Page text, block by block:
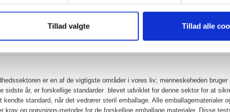
Tillad valgte Tillad alle
er en af de vigtigste områder i vores liv; menneskeheden
sidste år, er forskellige standarder blevet udviklet for denne sektor for at
standard, når det vedrører steril emballage. Alle emballagematerialer
og prøvnings-metoder for de forskellige emballage materialer. Disse